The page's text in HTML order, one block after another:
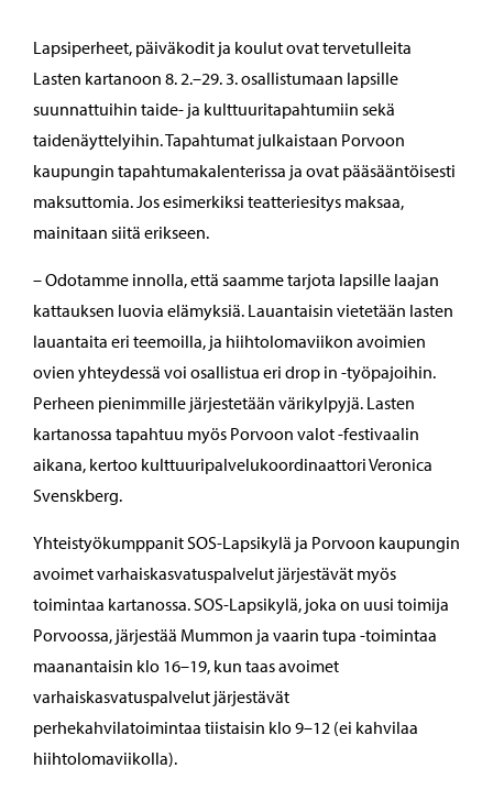
Lapsiperheet, päiväkodit ja koulut ovat tervetulleita
Lasten kartanoon 8. 2.–29. 3. osallistumaan lapsille
suunnattuihin taide- ja kulttuuritapahtumiin sekä
taidenäyttelyihin. Tapahtumat julkaistaan Porvoon
kaupungin tapahtumakalenterissa ja ovat pääsääntöisesti
maksuttomia. Jos esimerkiksi teatteriesitys maksaa,
mainitaan siitä erikseen.
– Odotamme innolla, että saamme tarjota lapsille laajan
kattauksen luovia elämyksiä. Lauantaisin vietetään lasten
lauantaita eri teemoilla, ja hiihtolomaviikon avoimien
ovien yhteydessä voi osallistua eri drop in -työpajoihin.
Perheen pienimmille järjestetään värikylpyjä. Lasten
kartanossa tapahtuu myös Porvoon valot -festivaalin
aikana, kertoo kulttuuripalvelukoordinaattori Veronica
Svenskberg.
Yhteistyökumppanit SOS-Lapsikylä ja Porvoon kaupungin
avoimet varhaiskasvatuspalvelut järjestävät myös
toimintaa kartanossa. SOS-Lapsikylä, joka on uusi toimija
Porvoossa, järjestää Mummon ja vaarin tupa -toimintaa
maanantaisin klo 16–19, kun taas avoimet
varhaiskasvatuspalvelut järjestävät
perhekahvilatoimintaa tiistaisin klo 9–12 (ei kahvilaa
hiihtolomaviikolla).